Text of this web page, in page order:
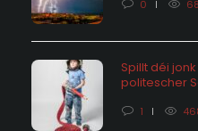
0
Spillt déi
politescher
1